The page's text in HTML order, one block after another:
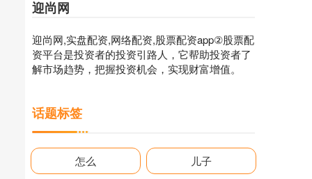
迎尚网
迎尚网,实盘配资,网络配资,股票配资app②股票配
资平台是投资者的投资引路人，它帮助投资者了
解市场趋势，把握投资机会，实现财富增值。
话题标签
怎么 儿子